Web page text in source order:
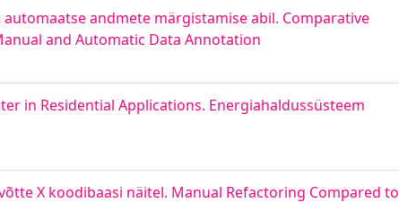
andmete märgistamise abil. Comparative
and Automatic Data Annotation
in Residential Applications. Energiahaldussüsteem
X koodibaasi näitel. Manual Refactoring Compared to